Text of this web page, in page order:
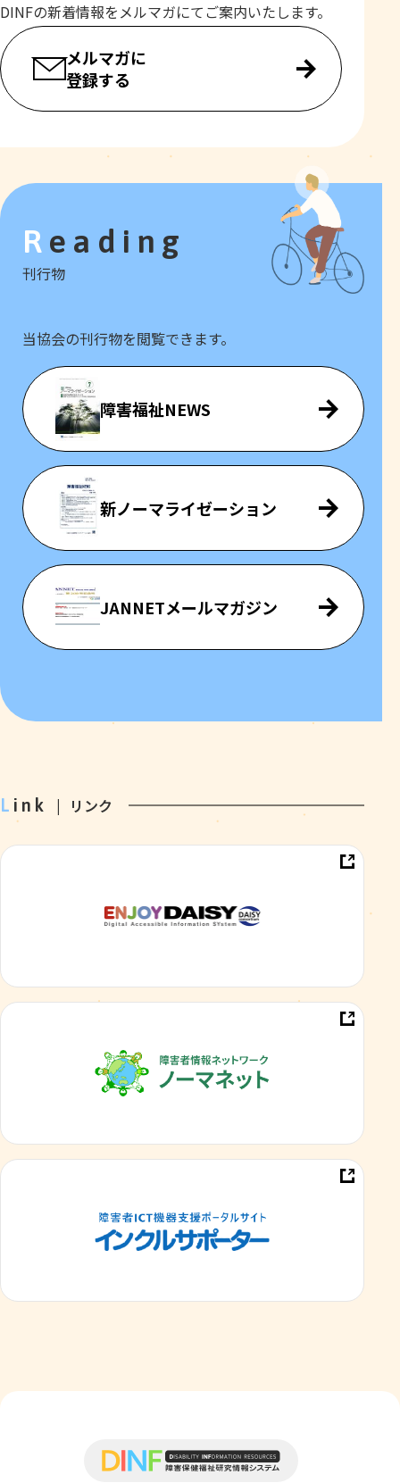
DINFの新着情報をメルマガにてご案内いたします。
メルマガに
登録する
Reading
刊行物
当協会の刊行物を閲覧できます。
障害福祉NEWS
新ノーマライゼーション
JANNETメールマガジン
Link リンク